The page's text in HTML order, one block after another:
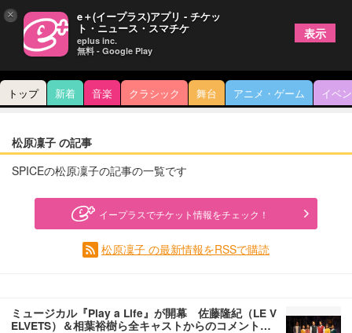
トップ 新着 音楽 クラシック 舞台 アニメ・ゲーム イベ
松原凜子 の記事
SPICEの松原凜子の記事の一覧です
イープラスでチケット情報をチェック！
松原凜子 の最新情報をRSSで購読
ミュージカル『Play a Life』が開幕 佐藤隆紀（LE V
ELVETS）＆相葉裕樹ら全キャストからのコメント…
× e＋(イープラス)アプリ - チケッ
ト・ニュース・スマチケ
eplus inc.
無料 - Google Play
表示